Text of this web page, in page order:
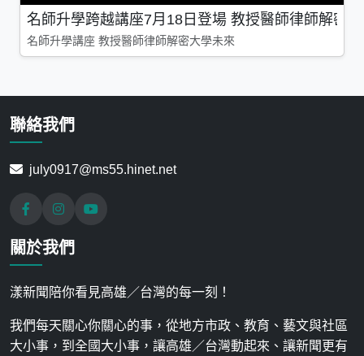
名師升學跨越講座7月18日登場 教授醫師律師解密
名師升學講座 教授醫師律師解密大學未來
聯絡我們
july0917@ms55.hinet.net
關於我們
漾新聞陪你看見高雄／台灣的每一刻！
我們每天關心你關心的事，從地方市政、教育、藝文與社區
大小事，到全國大小事，讓高雄／台灣動起來、讓新聞更有